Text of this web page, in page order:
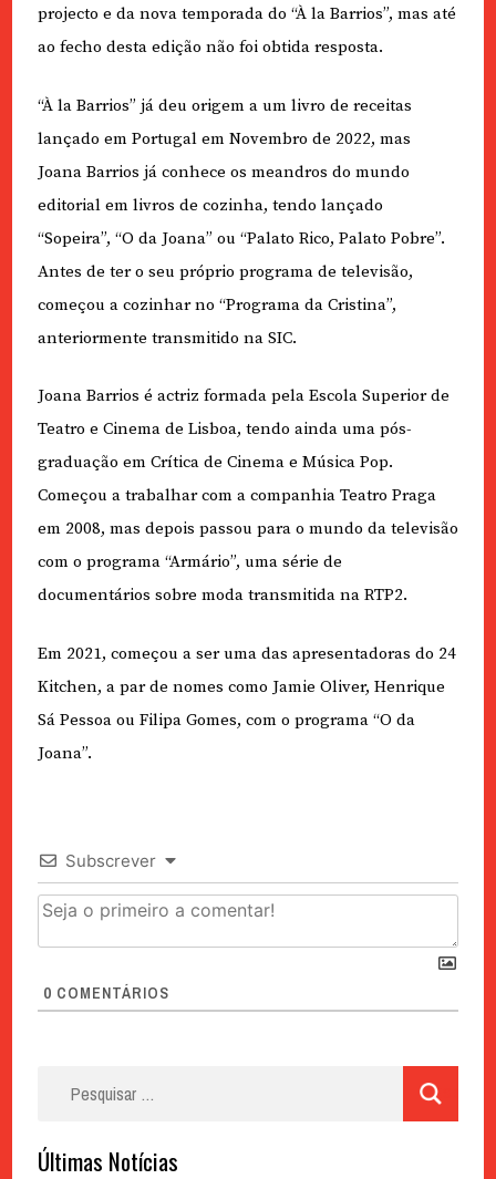
projecto e da nova temporada do “À la Barrios”, mas até
ao fecho desta edição não foi obtida resposta.
“À la Barrios” já deu origem a um livro de receitas
lançado em Portugal em Novembro de 2022, mas
Joana Barrios já conhece os meandros do mundo
editorial em livros de cozinha, tendo lançado
“Sopeira”, “O da Joana” ou “Palato Rico, Palato Pobre”.
Antes de ter o seu próprio programa de televisão,
começou a cozinhar no “Programa da Cristina”,
anteriormente transmitido na SIC.
Joana Barrios é actriz formada pela Escola Superior de
Teatro e Cinema de Lisboa, tendo ainda uma pós-
graduação em Crítica de Cinema e Música Pop.
Começou a trabalhar com a companhia Teatro Praga
em 2008, mas depois passou para o mundo da televisão
com o programa “Armário”, uma série de
documentários sobre moda transmitida na RTP2.
Em 2021, começou a ser uma das apresentadoras do 24
Kitchen, a par de nomes como Jamie Oliver, Henrique
Sá Pessoa ou Filipa Gomes, com o programa “O da
Joana”.
Subscrever
0 COMENTÁRIOS
Últimas Notícias